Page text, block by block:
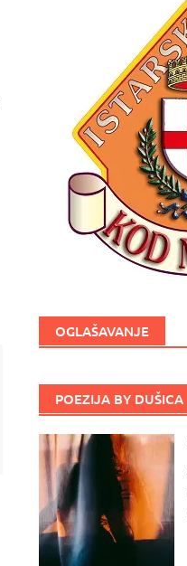
OGLAŠAVANJE
POEZIJA BY DUŠICA